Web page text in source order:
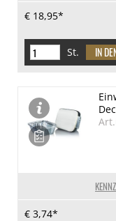
€ 18,95*
St.
€ 3,74*